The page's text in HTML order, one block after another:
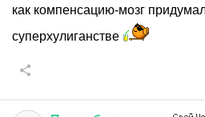
как компенсацию-мозг
суперхулиганстве